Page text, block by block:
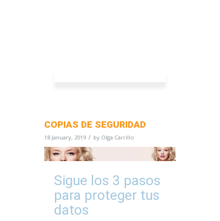
COPIAS DE SEGURIDAD
18 January, 2019 / by Olga Carrillo
Sigue los 3 pasos
para proteger tus
datos